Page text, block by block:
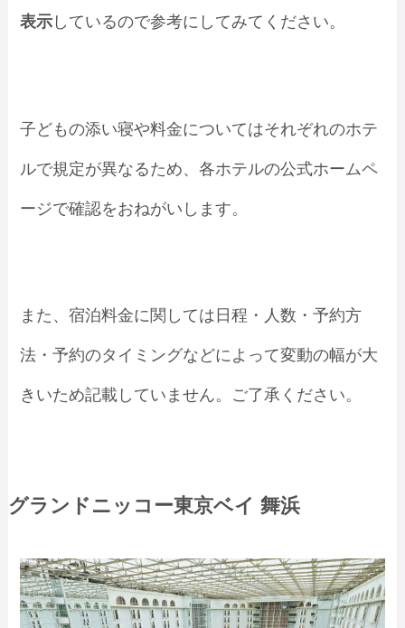
表示 しているので参考にしてみてください。
子どもの添い寝や料金についてはそれぞれのホテ
ルで規定が異なるため、各ホテルの公式ホームペ
ージで確認をおねがいします。
また、宿泊料金に関しては日程・人数・予約方
法・予約のタイミングなどによって変動の幅が大
きいため記載していません。ご了承ください。
グランドニッコー東京ベイ 舞浜